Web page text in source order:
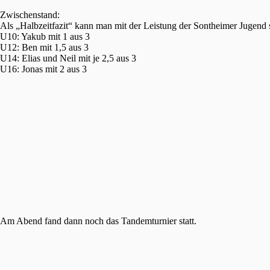
Zwischenstand:
Als „Halbzeitfazit“ kann man mit der Leistung der Sontheimer Jugend
U10: Yakub mit 1 aus 3
U12: Ben mit 1,5 aus 3
U14: Elias und Neil mit je 2,5 aus 3
U16: Jonas mit 2 aus 3
Am Abend fand dann noch das Tandemturnier statt.